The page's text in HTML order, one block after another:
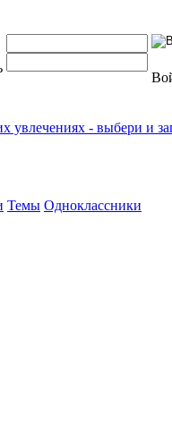
увлечениях - выбери и
Темы Одноклассники